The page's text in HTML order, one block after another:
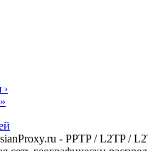
›
- PPTP / L2TP /